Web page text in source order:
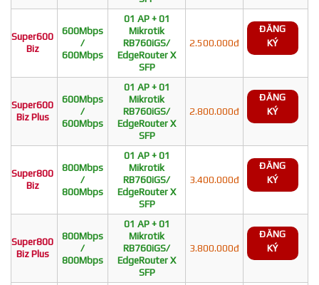
Super600
Biz
600Mbps
/
600Mbps
01 AP + 01
Mikrotik
RB760iGS/
EdgeRouter X
SFP
2.500.000đ
ĐĂNG
KÝ
Super600
Biz Plus
600Mbps
/
600Mbps
01 AP + 01
Mikrotik
RB760iGS/
EdgeRouter X
SFP
2.800.000đ
ĐĂNG
KÝ
Super800
Biz
800Mbps
/
800Mbps
01 AP + 01
Mikrotik
RB760iGS/
EdgeRouter X
SFP
3.400.000đ
ĐĂNG
KÝ
Super800
Biz Plus
800Mbps
/
800Mbps
01 AP + 01
Mikrotik
RB760iGS/
EdgeRouter X
SFP
3.800.000đ
ĐĂNG
KÝ